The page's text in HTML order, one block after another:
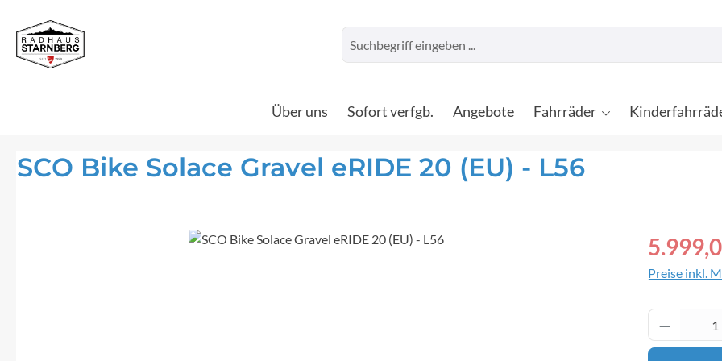
Hauptinhalt springen
Zur Suche springen
Über uns Sofort verfgb. Angebote Fahrräder
SCO Bike Solace Gravel eRIDE 20 (EU) - L56
Preise inkl.